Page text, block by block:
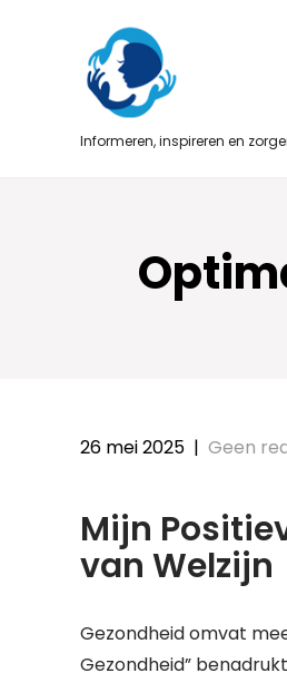
Informeren, inspireren en
26 mei 2025 | Geen
Mijn
van Welzijn
Gezondheid omvat
Gezondheid”